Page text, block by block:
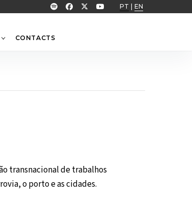
PT EN
CONTACTS
transnacional de trabalhos
o porto e as cidades.